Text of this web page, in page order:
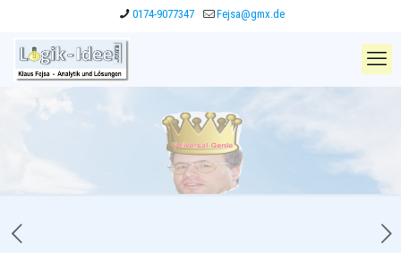
0174-9077347 Fejsa@gmx.de